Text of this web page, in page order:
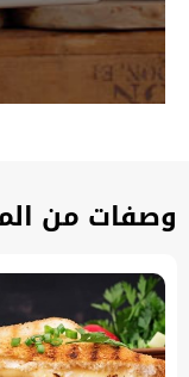
وصفات من